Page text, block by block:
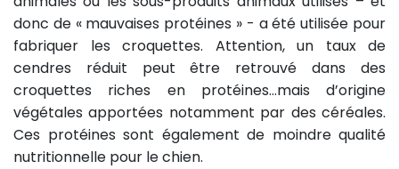
donc de « mauvaises protéines » - a été utilisée pour
fabriquer les croquettes. Attention, un taux de
cendres réduit peut être retrouvé dans des
croquettes riches en protéines…mais d’origine
végétales apportées notamment par des céréales.
Ces protéines sont également de moindre qualité
nutritionnelle pour le chien.